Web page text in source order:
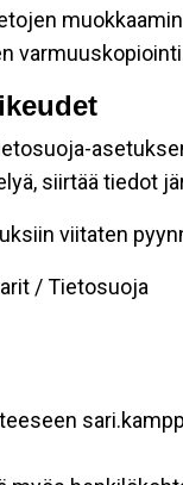
siirtää tiedot
viitaten
/ Tietosuoja